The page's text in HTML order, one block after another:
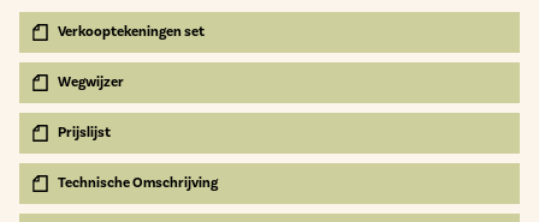
Verkooptekeningen set
Wegwijzer
Prijslijst
Technische Omschrijving